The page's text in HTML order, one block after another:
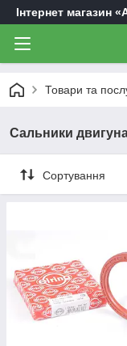
Інтернет магазин
Товари та
Сальники
Сортування